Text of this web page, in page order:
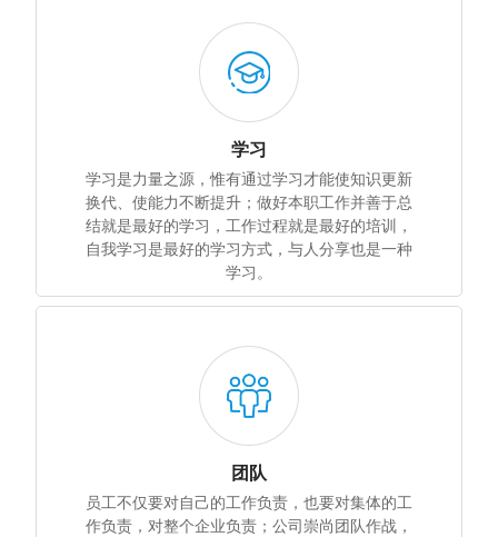
学习
学习是力量之源，惟有通过学习才能使知识更新
换代、使能力不断提升；做好本职工作并善于总
结就是最好的学习，工作过程就是最好的培训，
自我学习是最好的学习方式，与人分享也是一种
学习。
团队
员工不仅要对自己的工作负责，也要对集体的工
作负责，对整个企业负责；公司崇尚团队作战，